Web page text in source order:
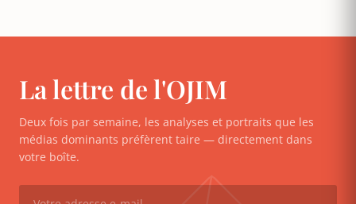
La lettre de l'OJIM
Deux fois par semaine, les analyses et portraits que les
médias dominants préfèrent taire — directement dans
votre boîte.